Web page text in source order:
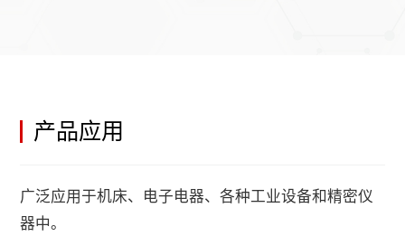
产品应用
广泛应用于机床、电子电器、各种工业设备和精密仪
器中。